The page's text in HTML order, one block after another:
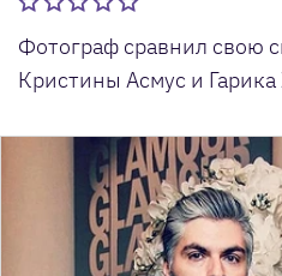
Фотограф сравнил свою
Кристины Асмус и Гарика